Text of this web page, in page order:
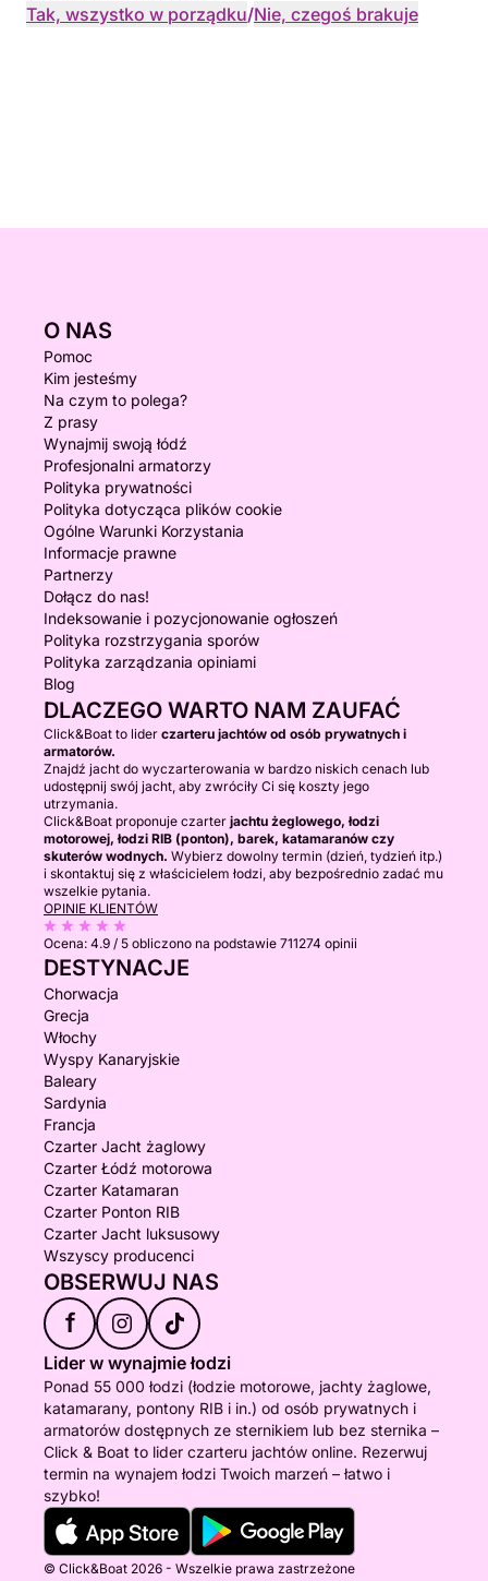
Tak, wszystko w porządku/Nie, czegoś brakuje
O NAS
Pomoc
Kim jesteśmy
Na czym to polega?
Z prasy
Wynajmij swoją łódź
Profesjonalni armatorzy
Polityka prywatności
Polityka dotycząca plików cookie
Ogólne Warunki Korzystania
Informacje prawne
Partnerzy
Dołącz do nas!
Indeksowanie i pozycjonowanie ogłoszeń
Polityka rozstrzygania sporów
Polityka zarządzania opiniami
Blog
DLACZEGO WARTO NAM ZAUFAĆ
Click&Boat to lider czarteru jachtów od osób prywatnych i
armatorów.
Znajdź jacht do wyczarterowania w bardzo niskich cenach lub
udostępnij swój jacht, aby zwróciły Ci się koszty jego
utrzymania.
Click&Boat proponuje czarter jachtu żeglowego, łodzi
motorowej, łodzi RIB (ponton), barek, katamaranów czy
skuterów wodnych. Wybierz dowolny termin (dzień, tydzień itp.)
i skontaktuj się z właścicielem łodzi, aby bezpośrednio zadać mu
wszelkie pytania.
OPINIE KLIENTÓW
Ocena: 4.9 / 5 obliczono na podstawie 711274 opinii
DESTYNACJE
Chorwacja
Grecja
Włochy
Wyspy Kanaryjskie
Baleary
Sardynia
Francja
Czarter Jacht żaglowy
Czarter Łódź motorowa
Czarter Katamaran
Czarter Ponton RIB
Czarter Jacht luksusowy
Wszyscy producenci
OBSERWUJ NAS
f
Lider w wynajmie łodzi
Ponad 55 000 łodzi (łodzie motorowe, jachty żaglowe,
katamarany, pontony RIB i in.) od osób prywatnych i
armatorów dostępnych ze sternikiem lub bez sternika –
Click & Boat to lider czarteru jachtów online. Rezerwuj
termin na wynajem łodzi Twoich marzeń – łatwo i
szybko!
© Click&Boat 2026 - Wszelkie prawa zastrzeżone